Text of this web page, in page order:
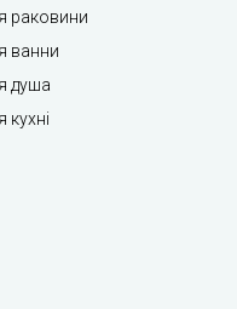
раковини
ванни
душа
кухні